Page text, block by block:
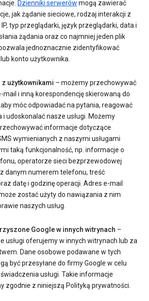
Dzienniki serwerów mogą zawierać
jak żądanie sieciowe, rodzaj interakcji z
IP, typ przeglądarki, język przeglądarki, data i
żądania oraz co najmniej jeden plik
jednoznacznie zidentyfikować
konto użytkownika.
użytkownikami – możemy przechowywać
mail i inną korespondencję skierowaną do
móc odpowiadać na pytania, reagować
i udoskonalać nasze usługi. Możemy
informacje dotyczące
wymienianych z naszymi usługami
taką funkcjonalność, np. informacje o
operatorze sieci bezprzewodowej
danym numerem telefonu, treść
datę i godzinę operacji. Adres e-mail
zostać użyty do nawiązania z nim
naszych usług.
Google w innych witrynach –
usługi oferujemy w innych witrynach lub za
Dane osobowe podawane w tych
być przesyłane do firmy Google w celu
usługi. Takie informacje
zgodnie z niniejszą Polityką prywatności.